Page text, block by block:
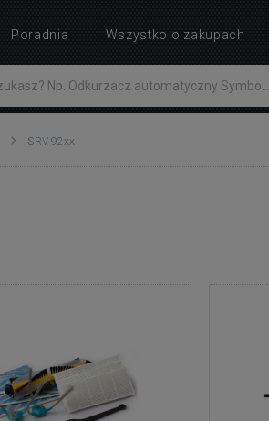
SRV 92xx
Poradnia Wszystko o zakupach